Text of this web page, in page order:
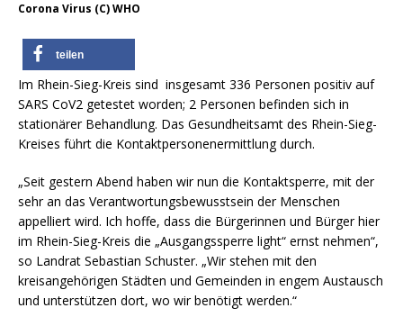
Corona Virus (C) WHO
teilen
Im Rhein-Sieg-Kreis sind insgesamt 336 Personen positiv auf
SARS CoV2 getestet worden; 2 Personen befinden sich in
stationärer Behandlung. Das Gesundheitsamt des Rhein-Sieg-
Kreises führt die Kontaktpersonenermittlung durch.
„Seit gestern Abend haben wir nun die Kontaktsperre, mit der
sehr an das Verantwortungsbewusstsein der Menschen
appelliert wird. Ich hoffe, dass die Bürgerinnen und Bürger hier
im Rhein-Sieg-Kreis die „Ausgangssperre light“ ernst nehmen“,
so Landrat Sebastian Schuster. „Wir stehen mit den
kreisangehörigen Städten und Gemeinden in engem Austausch
und unterstützen dort, wo wir benötigt werden.“